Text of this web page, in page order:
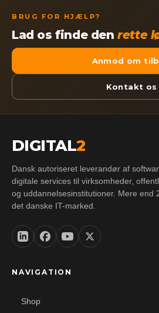
BRUG FOR HJÆLP?
Lad os finde denrette
Anmod om
Kontakt os
DIGITAL2
Dansk autoriseret leverandør af
digitale services til virksomheder,
og uddannelsesinstitutioner. Mere end
det danske IT-marked.
NAVIGATION
Shop